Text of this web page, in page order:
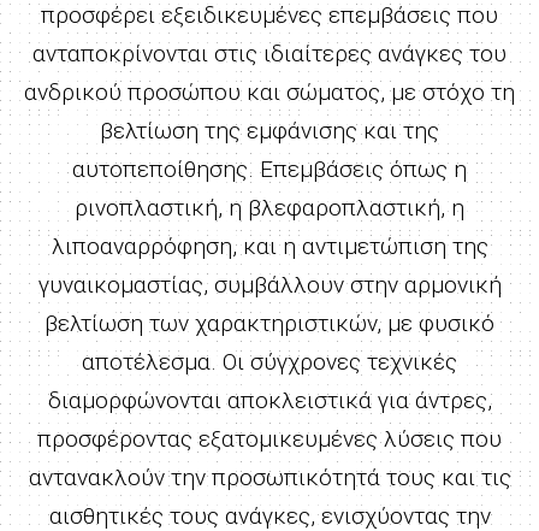
προσφέρει εξειδικευμένες επεμβάσεις που
ανταποκρίνονται στις ιδιαίτερες ανάγκες του
ανδρικού προσώπου και σώματος, με στόχο τη
βελτίωση της εμφάνισης και της
αυτοπεποίθησης. Επεμβάσεις όπως η
ρινοπλαστική, η βλεφαροπλαστική, η
λιποαναρρόφηση, και η αντιμετώπιση της
γυναικομαστίας, συμβάλλουν στην αρμονική
βελτίωση των χαρακτηριστικών, με φυσικό
αποτέλεσμα. Οι σύγχρονες τεχνικές
διαμορφώνονται αποκλειστικά για άντρες,
προσφέροντας εξατομικευμένες λύσεις που
αντανακλούν την προσωπικότητά τους και τις
αισθητικές τους ανάγκες, ενισχύοντας την